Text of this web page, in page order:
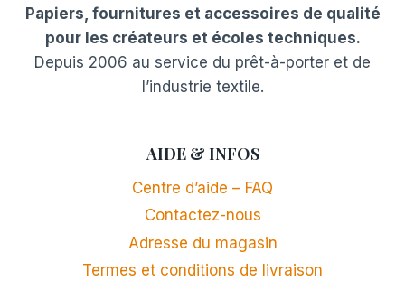
Papiers, fournitures et accessoires de qualité
pour les créateurs et écoles techniques.
Depuis 2006 au service du prêt-à-porter et de
l’industrie textile.
AIDE & INFOS
Centre d’aide – FAQ
Contactez-nous
Adresse du magasin
Termes et conditions de livraison